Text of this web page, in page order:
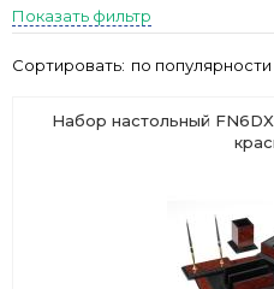
Показать фильтр
Сортировать: по популярности
Набор настольный